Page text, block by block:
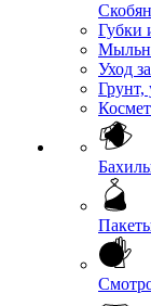
Губки
Уход
Грунт,